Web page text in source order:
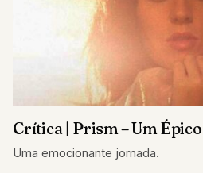
Crítica | Prism – Um
Uma emocionante jornada.